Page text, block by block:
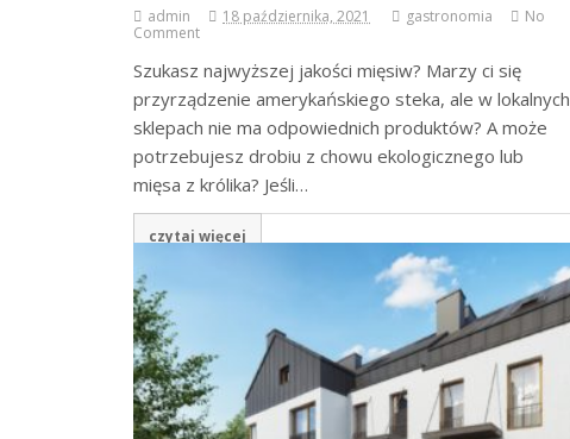
admin 18 października, 2021 gastronomia
No
Comment
Szukasz najwyższej jakości mięsiw? Marzy ci się
przyrządzenie amerykańskiego steka, ale w lokalnych
sklepach nie ma odpowiednich produktów? A może
potrzebujesz drobiu z chowu ekologicznego lub
mięsa z królika? Jeśli…
czytaj więcej